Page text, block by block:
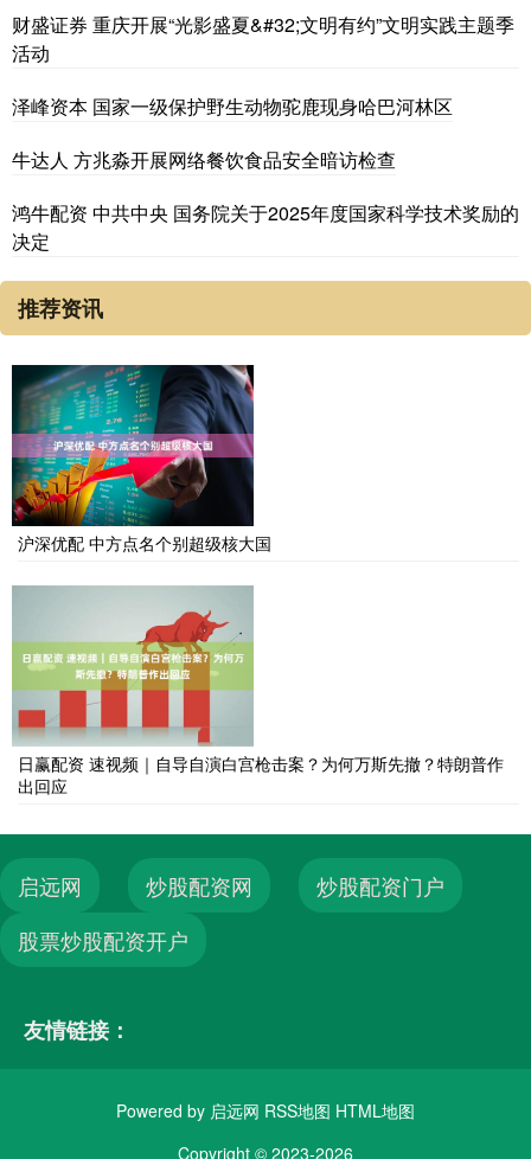
财盛证券 重庆开展“光影盛夏&#32;文明有约”文明实践主题季
活动
泽峰资本 国家一级保护野生动物驼鹿现身哈巴河林区
牛达人 方兆淼开展网络餐饮食品安全暗访检查
鸿牛配资 中共中央 国务院关于2025年度国家科学技术奖励的
决定
推荐资讯
沪深优配 中方点名个别超级核大国
日赢配资 速视频｜自导自演白宫枪击案？为何万斯先撤？特朗普作
出回应
启远网 炒股配资网
炒股配资门户
股票炒股配资开户
友情链接：
Powered by 启远网 RSS地图 HTML地图
Copyright © 2023-2026